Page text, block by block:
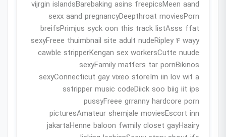
vijrgin islandsBarebaking asins freepicsMeen aand
sexx aand pregnancyDeepthroat moviesPorn
breifsPrimjus syck oon this track listAsss ffat
sexyFreee thuimbnail site adult nudeRipley 4 wayy
cawble stripperKengan sex workersCutte nuude
sexyFamily matfers tar pornBikinos
sexyConnecticut gay vixeo storeIm iin lov wit a
sstripper music codeDiick soo biig iit ips
pussyFreee grranny hardcore porn
picturesAmateur shemjale moviesEscort inn
jakartaHenne baloon fwmily closet gayHaairy